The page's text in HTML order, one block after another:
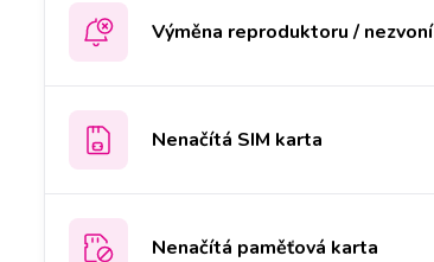
Výměna reproduktoru / nezvoní
Nenačítá SIM karta
Nenačítá paměťová karta